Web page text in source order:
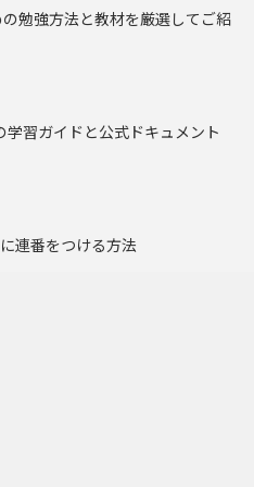
の勉強方法と教材を厳選してご紹
学習ガイドと公式ドキュメント
連番をつける方法